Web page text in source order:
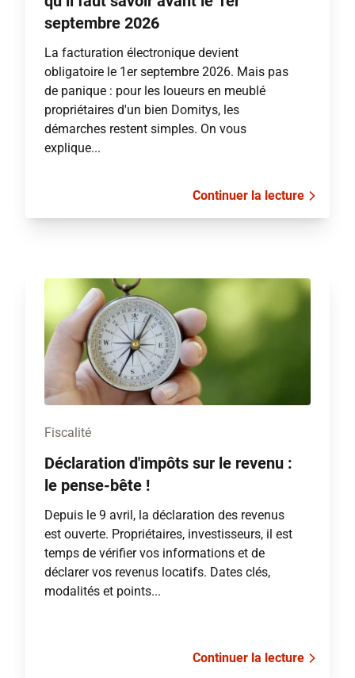
septembre 2026
La facturation électronique devient
obligatoire le 1er septembre 2026. Mais pas
de panique : pour les loueurs en meublé
propriétaires d'un bien Domitys, les
démarches restent simples. On vous
explique...
Continuer la lecture
Fiscalité
Déclaration d'impôts sur le revenu :
le pense-bête !
Depuis le 9 avril, la déclaration des revenus
est ouverte. Propriétaires, investisseurs, il est
temps de vérifier vos informations et de
déclarer vos revenus locatifs. Dates clés,
modalités et points...
Continuer la lecture